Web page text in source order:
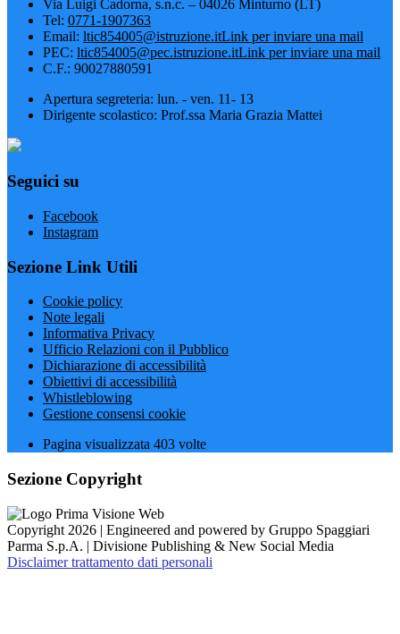
Via Luigi Cadorna, s.n.c. – 04026 Minturno (LT)
Tel: 0771-1907363
Email: ltic854005@istruzione.itLink per inviare una mail
PEC: ltic854005@pec.istruzione.itLink per inviare una mail
C.F.: 90027880591
Apertura segreteria: lun. - ven. 11- 13
Dirigente scolastico: Prof.ssa Maria Grazia Mattei
Seguici su
Facebook
Instagram
Sezione Link Utili
Cookie policy
Note legali
Informativa Privacy
Ufficio Relazioni con il Pubblico
Dichiarazione di accessibilità
Obiettivi di accessibilità
Whistleblowing
Gestione consensi cookie
Pagina visualizzata 403 volte
Sezione Copyright
Copyright 2026 | Engineered and powered by Gruppo Spaggiari
Parma S.p.A. | Divisione Publishing & New Social Media
Disclaimer trattamento dati personali